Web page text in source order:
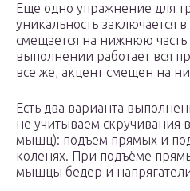
Еще одно упражнение для
уникальность заключается
смещается на нижнюю часть
выполнении работает вся
все же, акцент смещен на
Есть два варианта
не учитываем скручивания
мышц): подъем прямых и
коленях. При подъёме
мышцы бедер и